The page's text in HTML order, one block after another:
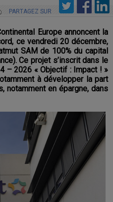
PARTAGEZ SUR
Europe annoncent la
ce vendredi 20 décembre,
SAM de 100% du capital
Ce projet s’inscrit dans le
– 2026 « Objectif : Impact ! »
à développer la part
notamment en épargne, dans